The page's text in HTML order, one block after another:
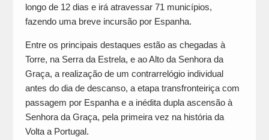
longo de 12 dias e irá atravessar 71 municípios,
fazendo uma breve incursão por Espanha.
Entre os principais destaques estão as chegadas à
Torre, na Serra da Estrela, e ao Alto da Senhora da
Graça, a realização de um contrarrelógio individual
antes do dia de descanso, a etapa transfronteiriça com
passagem por Espanha e a inédita dupla ascensão à
Senhora da Graça, pela primeira vez na história da
Volta a Portugal.